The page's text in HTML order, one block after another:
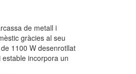
de metall i
gràcies al seu
1100 W desenrotllat
incorpora un